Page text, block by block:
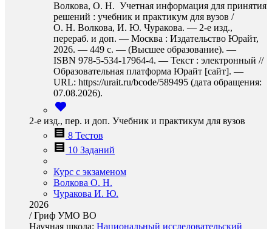
Волкова, О. Н. Учетная информация для принятия
решений : учебник и практикум для вузов /
О. Н. Волкова, И. Ю. Чуракова. — 2-е изд.,
перераб. и доп. — Москва : Издательство Юрайт,
2026. — 449 с. — (Высшее образование). —
ISBN 978-5-534-17964-4. — Текст : электронный //
Образовательная платформа Юрайт [сайт]. —
URL: https://urait.ru/bcode/589495 (дата обращения:
07.08.2026).
2-е изд., пер. и доп. Учебник и практикум для вузов
8 Тестов
10 Заданий
Курс с экзаменом
Волкова О. Н.
Чуракова И. Ю.
2026
/Гриф УМО ВО
Научная школа: Национальный исследовательский